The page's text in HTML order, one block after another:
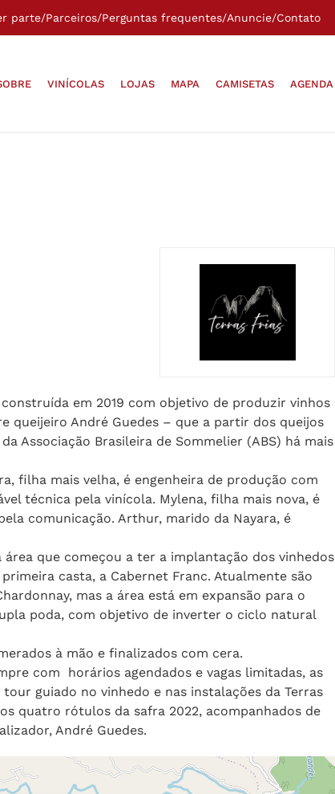
parte/Parceiros/Perguntas frequentes/Anuncie/Contato
VINÍCOLAS LOJAS MAPA CAMISETAS AGENDA
em 2019 com objetivo de produzir vinhos
queijeiro André Guedes – que a partir dos queijos
Associação Brasileira de Sommelier (ABS) há mais
filha mais velha, é engenheira de produção com
técnica pela vinícola. Mylena, filha mais nova, é
comunicação. Arthur, marido da Nayara, é
que começou a ter a implantação dos vinhedos
casta, a Cabernet Franc. Atualmente são
mas a área está em expansão para o
poda, com objetivo de inverter o ciclo natural
à mão e finalizados com cera.
com horários agendados e vagas limitadas, as
guiado no vinhedo e nas instalações da Terras
quatro rótulos da safra 2022, acompanhados de
André Guedes.